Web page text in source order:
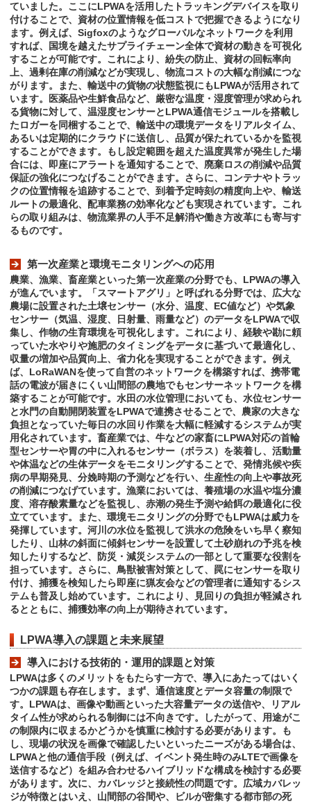
ていました。ここにLPWAを活用したトラッキングデバイスを取り
付けることで、資材の位置情報を低コストで把握できるようになり
ます。例えば、Sigfoxのようなグローバルなネットワークを利用
すれば、国境を越えたサプライチェーン全体で資材の動きを可視化
することが可能です。これにより、紛失の防止、資材の回転率向
上、過剰在庫の削減などが実現し、物流コストの大幅な削減につな
がります。また、輸送中の貨物の状態監視にもLPWAが活用されて
います。医薬品や生鮮食品など、厳密な温度・湿度管理が求められ
る貨物に対して、温湿度センサーとLPWA通信モジュールを搭載し
たロガーを同梱することで、輸送中の環境データをリアルタイム、
あるいは定期的にクラウドに送信し、品質が保たれているかを監視
することができます。もし設定範囲を超えた温度異常が発生した場
合には、即座にアラートを通知することで、廃棄ロスの削減や品質
保証の強化につなげることができます。さらに、コンテナやトラッ
クの位置情報を追跡することで、到着予定時刻の精度向上や、輸送
ルートの最適化、配車業務の効率化なども実現されています。これ
らの取り組みは、物流業界の人手不足解消や働き方改革にも寄与す
るものです。
第一次産業と環境モニタリングへの応用
農業、漁業、畜産業といった第一次産業の分野でも、LPWAの導入
が進んでいます。「スマートアグリ」と呼ばれる分野では、広大な
農場に設置された土壌センサー（水分、温度、EC値など）や気象
センサー（気温、湿度、日射量、雨量など）のデータをLPWAで収
集し、作物の生育環境を可視化します。これにより、経験や勘に頼
っていた水やりや施肥のタイミングをデータに基づいて最適化し、
収量の増加や品質向上、省力化を実現することができます。例え
ば、LoRaWANを使って自営のネットワークを構築すれば、携帯電
話の電波が届きにくい山間部の農地でもセンサーネットワークを構
築することが可能です。水田の水位管理においても、水位センサー
と水門の自動開閉装置をLPWAで連携させることで、農家の大きな
負担となっていた毎日の水回り作業を大幅に軽減するシステムが実
用化されています。畜産業では、牛などの家畜にLPWA対応の首輪
型センサーや胃の中に入れるセンサー（ボラス）を装着し、活動量
や体温などの生体データをモニタリングすることで、発情兆候や疾
病の早期発見、分娩時期の予測などを行い、生産性の向上や事故死
の削減につなげています。漁業においては、養殖場の水温や塩分濃
度、溶存酸素量などを監視し、赤潮の発生予測や給餌の最適化に役
立てています。また、環境モニタリングの分野でもLPWAは威力を
発揮しています。河川の水位を監視して洪水の危険をいち早く察知
したり、山林の斜面に傾斜センサーを設置して土砂崩れの予兆を検
知したりするなど、防災・減災システムの一部として重要な役割を
担っています。さらに、鳥獣被害対策として、罠にセンサーを取り
付け、捕獲を検知したら即座に猟友会などの管理者に通知するシス
テムも普及し始めています。これにより、見回りの負担が軽減され
るとともに、捕獲効率の向上が期待されています。
LPWA導入の課題と未来展望
導入における技術的・運用的課題と対策
LPWAは多くのメリットをもたらす一方で、導入にあたってはいく
つかの課題も存在します。まず、通信速度とデータ容量の制限で
す。LPWAは、画像や動画といった大容量データの送信や、リアル
タイム性が求められる制御には不向きです。したがって、用途がこ
の制限内に収まるかどうかを慎重に検討する必要があります。も
し、現場の状況を画像で確認したいといったニーズがある場合は、
LPWAと他の通信手段（例えば、イベント発生時のみLTEで画像を
送信するなど）を組み合わせるハイブリッドな構成を検討する必要
があります。次に、カバレッジと接続性の問題です。広域カバレッ
ジが特徴とはいえ、山間部の谷間や、ビルが密集する都市部の死